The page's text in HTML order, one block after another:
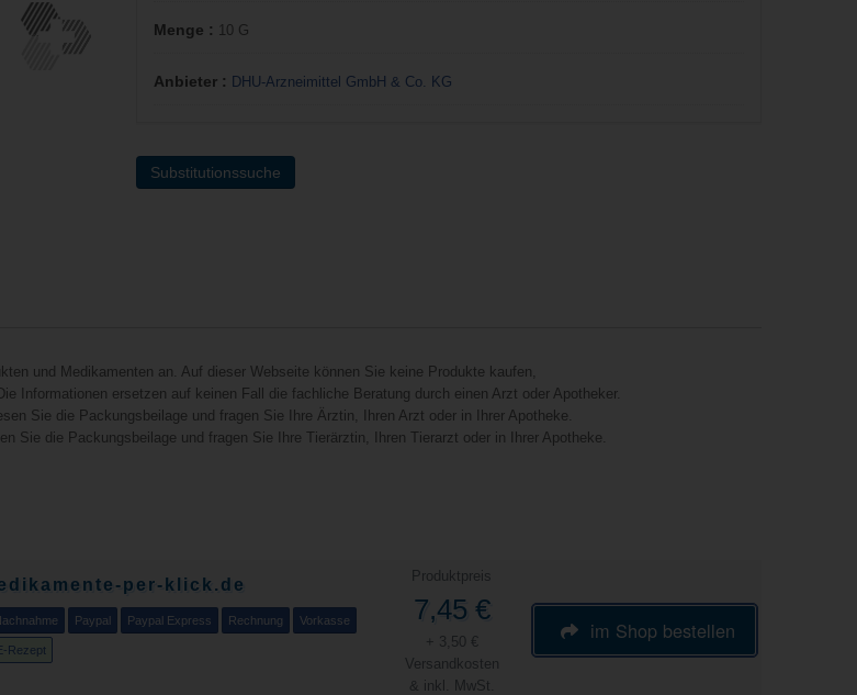
Menge : 10 G
Anbieter : DHU-Arzneimittel GmbH & Co. KG
Substitutionssuche
und Medikamenten an. Auf dieser Webseite können Sie keine Produkte kaufen,
Informationen ersetzen auf keinen Fall die fachliche Beratung durch einen Arzt oder Apotheker.
Sie die Packungsbeilage und fragen Sie Ihre Ärztin, Ihren Arzt oder in Ihrer Apotheke.
Sie die Packungsbeilage und fragen Sie Ihre Tierärztin, Ihren Tierarzt oder in Ihrer Apotheke.
per-klick.de
Paypal Paypal Express Rechnung Vorkasse
Rezept
Produktpreis
7,45 €
+ 3,50 €
Versandkosten
& inkl. MwSt.
im Shop bestellen